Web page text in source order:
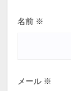
名前 ※
メール ※